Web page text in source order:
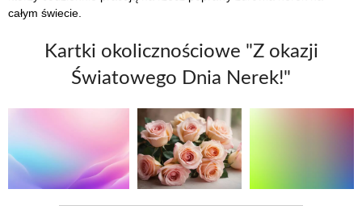
całym świecie.
Kartki okolicznościowe "Z okazji
Światowego Dnia Nerek!"